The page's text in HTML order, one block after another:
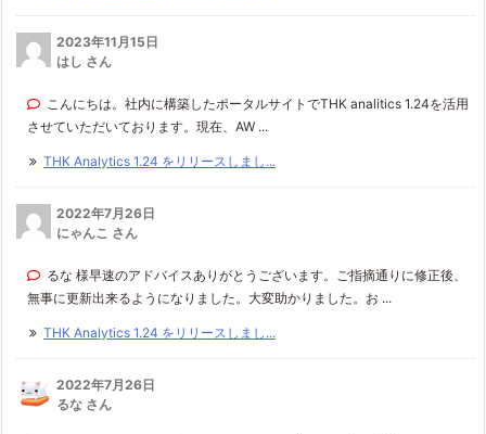
2023年11月15日
はし さん
こんにちは。社内に構築したポータルサイトでTHK analitics 1.24を活用
させていただいております。現在、AW ...
THK Analytics 1.24 をリリースしまし...
2022年7月26日
にゃんこ さん
るな 様早速のアドバイスありがとうございます。ご指摘通りに修正後、
無事に更新出来るようになりました。大変助かりました。お ...
THK Analytics 1.24 をリリースしまし...
2022年7月26日
るな さん